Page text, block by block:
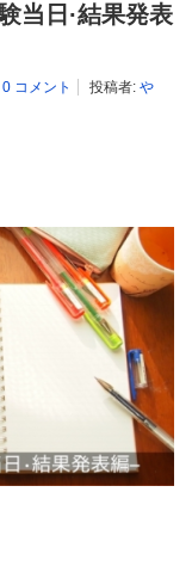
当日·結果発表
0 コメント 投稿者: や